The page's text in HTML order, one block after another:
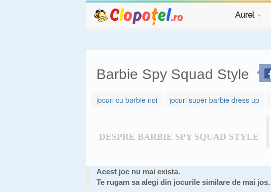
Aurel
Barbie Spy Squad Style
jocuri cu barbie noi jocuri super barbie dress up
DESPRE BARBIE SPY SQUAD STYLE
Acest joc nu mai exista.
Te rugam sa alegi din jocurile similare de mai jos.